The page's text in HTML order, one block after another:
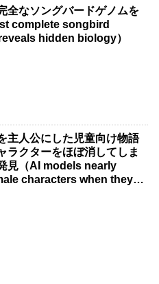
全なソングバードゲノムを
complete songbird
hidden biology）
主人公にした児童向け物語
ラクターをほぼ消してしま
見（AI models nearly
characters when they